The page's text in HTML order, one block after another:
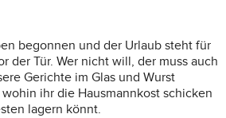
begonnen und der Urlaub steht für
der Tür. Wer nicht will, der muss auch
Gerichte im Glas und Wurst
ihr die Hausmannkost schicken
lagern könnt.